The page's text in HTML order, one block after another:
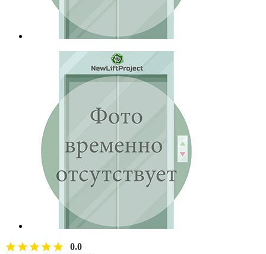
0.0